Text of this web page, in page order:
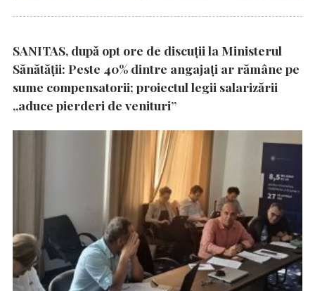
SANITAS, după opt ore de discuții la Ministerul
Sănătății: Peste 40% dintre angajați ar rămâne pe
sume compensatorii; proiectul legii salarizării
„aduce pierderi de venituri”